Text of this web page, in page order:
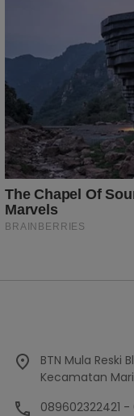
BTN Mula Reski
Kecamatan
089602322421 -